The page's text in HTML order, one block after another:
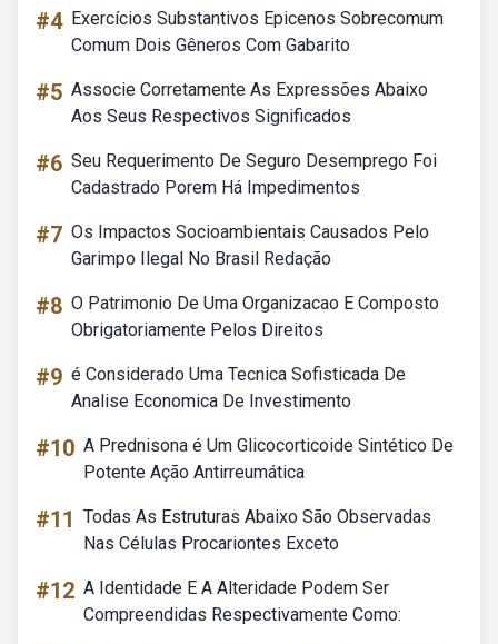
#4 Exercícios Substantivos Epicenos Sobrecomum
Comum Dois Gêneros Com Gabarito
#5 Associe Corretamente As Expressões Abaixo
Aos Seus Respectivos Significados
#6 Seu Requerimento De Seguro Desemprego Foi
Cadastrado Porem Há Impedimentos
#7 Os Impactos Socioambientais Causados Pelo
Garimpo Ilegal No Brasil Redação
#8 O Patrimonio De Uma Organizacao E Composto
Obrigatoriamente Pelos Direitos
#9 é Considerado Uma Tecnica Sofisticada De
Analise Economica De Investimento
#10 A Prednisona é Um Glicocorticoide Sintético De
Potente Ação Antirreumática
#11 Todas As Estruturas Abaixo São Observadas
Nas Células Procariontes Exceto
#12 A Identidade E A Alteridade Podem Ser
Compreendidas Respectivamente Como: